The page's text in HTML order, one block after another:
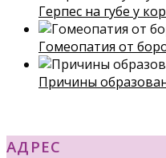
Герпес на губе у
Гомеопатия от
Причины
АДРЕС